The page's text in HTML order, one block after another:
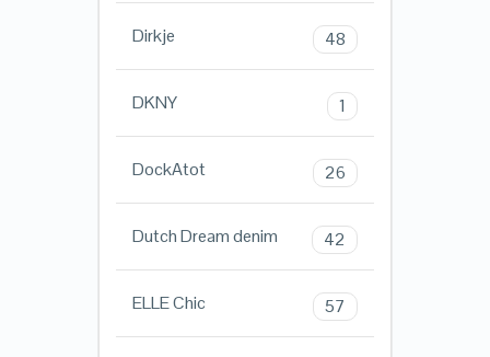
Dirkje 48
DKNY 1
DockAtot 26
Dutch Dream denim 42
ELLE Chic 57